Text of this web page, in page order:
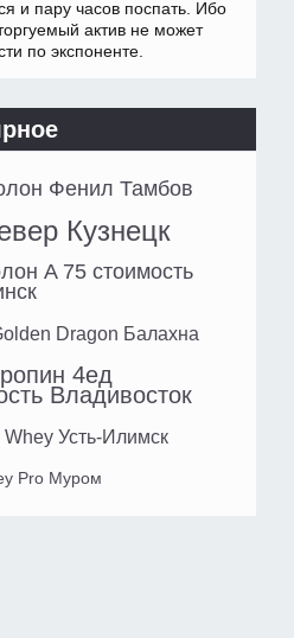
и пару часов поспать. Ибо
актив не может
по экспоненте.
Фенил Тамбов
Кузнецк
A 75 стоимость
Dragon Балахна
4ед
Владивосток
Whey Усть-Илимск
Pro Муром